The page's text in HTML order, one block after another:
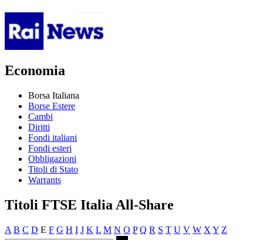
Economia
Borsa Italiana
Borse Estere
Cambi
Diritti
Fondi italiani
Fondi esteri
Obbligazioni
Titoli di Stato
Warrants
Titoli FTSE Italia All-Share
A B C D E F G H I J K L M N O P Q R S T U V W X Y Z